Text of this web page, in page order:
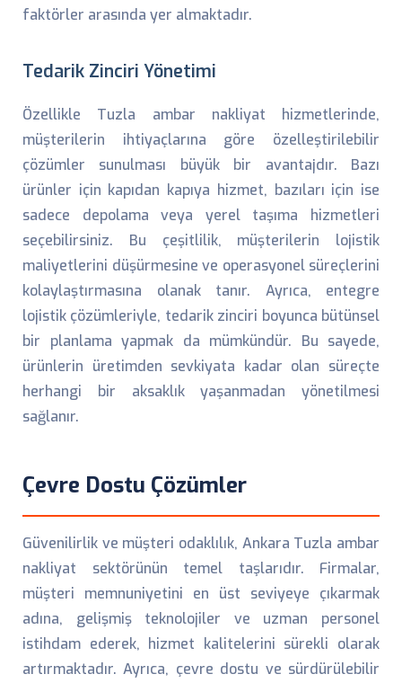
faktörler arasında yer almaktadır.
Tedarik Zinciri Yönetimi
Özellikle Tuzla ambar nakliyat hizmetlerinde,
müşterilerin ihtiyaçlarına göre özelleştirilebilir
çözümler sunulması büyük bir avantajdır. Bazı
ürünler için kapıdan kapıya hizmet, bazıları için ise
sadece depolama veya yerel taşıma hizmetleri
seçebilirsiniz. Bu çeşitlilik, müşterilerin lojistik
maliyetlerini düşürmesine ve operasyonel süreçlerini
kolaylaştırmasına olanak tanır. Ayrıca, entegre
lojistik çözümleriyle, tedarik zinciri boyunca bütünsel
bir planlama yapmak da mümkündür. Bu sayede,
ürünlerin üretimden sevkiyata kadar olan süreçte
herhangi bir aksaklık yaşanmadan yönetilmesi
sağlanır.
Çevre Dostu Çözümler
Güvenilirlik ve müşteri odaklılık, Ankara Tuzla ambar
nakliyat sektörünün temel taşlarıdır. Firmalar,
müşteri memnuniyetini en üst seviyeye çıkarmak
adına, gelişmiş teknolojiler ve uzman personel
istihdam ederek, hizmet kalitelerini sürekli olarak
artırmaktadır. Ayrıca, çevre dostu ve sürdürülebilir